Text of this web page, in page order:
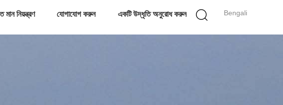
Bengali
মান নিয়ন্ত্রণ যোগাযোগ করুন একটি উদ্ধৃতি অনুরোধ করুন